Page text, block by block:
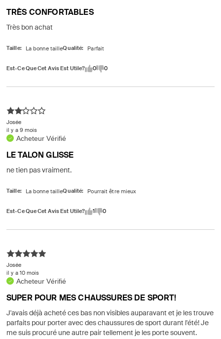
TRÈS CONFORTABLES
Très bon achat
Taille Qualité
Est-Ce Que Cet Avis Est Utile? 0 0
LE TALON GLISSE
il y a 9 mois
Josée
Acheteur Vérifié
ne tien pas vraiment.
Taille Qualité
Est-Ce Que Cet Avis Est Utile? 1 0
SUPER POUR MES CHAUSSURES DE SPORT!
il y a 10 mois
Josée
Acheteur Vérifié
J'avais déjà acheté ces bas non visibles auparavant et je les trouve
parfaits pour porter avec des chaussures de sport durant l'été! Je
me suis procuré une autre pair tellement je les porte souvent.